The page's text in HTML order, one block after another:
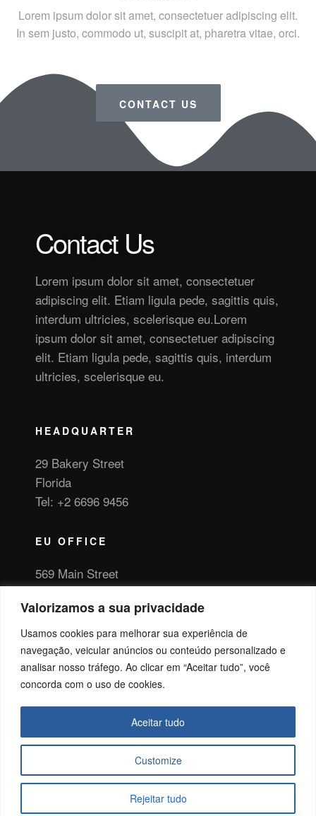
Valorizamos a sua privacidade
Usamos cookies para melhorar sua experiência de
navegação, veicular anúncios ou conteúdo personalizado e
analisar nosso tráfego. Ao clicar em “Aceitar tudo”, você
concorda com o uso de cookies.
Customize
Rejeitar tudo
Aceitar tudo
Lorem ipsum dolor sit amet, consectetuer adipiscing elit.
In sem justo, commodo ut, suscipit at, pharetra vitae, orci.
CONTACT US
Contact Us
Lorem ipsum dolor sit amet, consectetuer
adipiscing elit. Etiam ligula pede, sagittis quis,
interdum ultricies, scelerisque eu.Lorem
ipsum dolor sit amet, consectetuer adipiscing
elit. Etiam ligula pede, sagittis quis, interdum
ultricies, scelerisque eu.
HEADQUARTER
29 Bakery Street
Florida
Tel: +2 6696 9456
EU OFFICE
569 Main Street
Netherlands
Tel: +695 6694 523
SIGA-
NOS
UTILID
ADES
Download
Links Úteis
Empresa
Cidadã
RAMA
S
Licenciados